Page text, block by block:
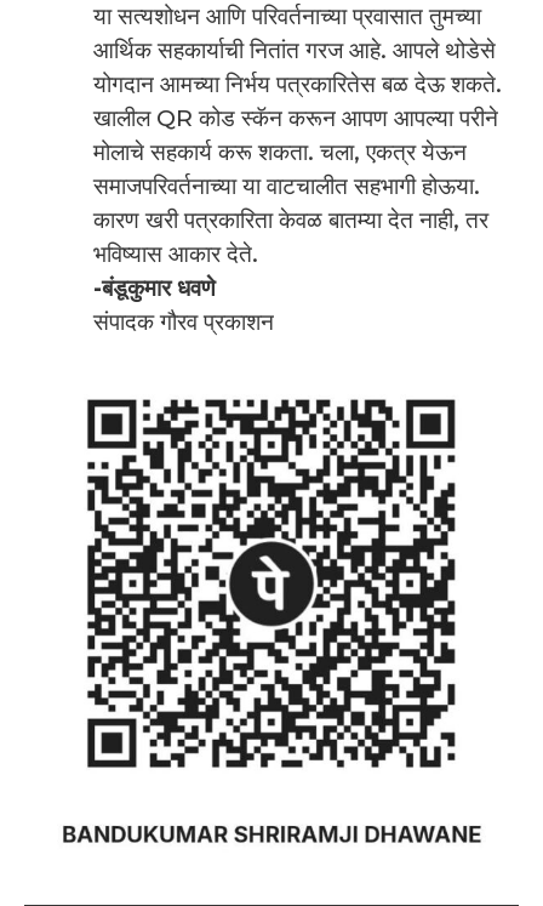
या सत्यशोधन आणि परिवर्तनाच्या प्रवासात तुमच्या
आर्थिक सहकार्याची नितांत गरज आहे. आपले थोडेसे
योगदान आमच्या निर्भय पत्रकारितेस बळ देऊ शकते.
खालील QR कोड स्कॅन करून आपण आपल्या परीने
मोलाचे सहकार्य करू शकता. चला, एकत्र येऊन
समाजपरिवर्तनाच्या या वाटचालीत सहभागी होऊया.
कारण खरी पत्रकारिता केवळ बातम्या देत नाही, तर
भविष्यास आकार देते.
-बंडूकुमार धवणे
संपादक गौरव प्रकाशन